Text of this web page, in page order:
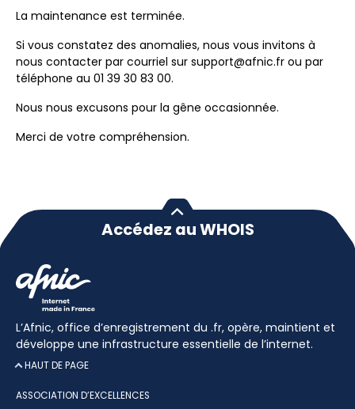
La maintenance est terminée.
Si vous constatez des anomalies, nous vous invitons à
nous contacter par courriel sur support@afnic.fr ou par
téléphone au 01 39 30 83 00.
Nous nous excusons pour la gêne occasionnée.
Merci de votre compréhension.
Accédez au WHOIS
L’Afnic, office d’enregistrement du .fr, opère, maintient et
développe une infrastructure essentielle de l’internet.
HAUT DE PAGE
ASSOCIATION D’EXCELLENCES